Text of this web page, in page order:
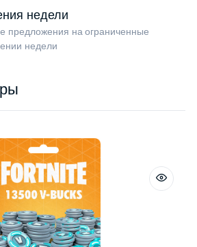
недели
предложения на ограниченные
недели